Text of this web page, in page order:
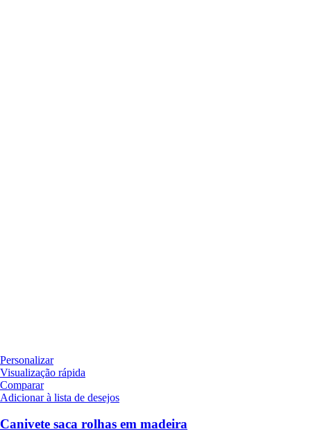
Personalizar
Visualização rápida
Comparar
Adicionar à lista de desejos
Canivete saca rolhas em madeira